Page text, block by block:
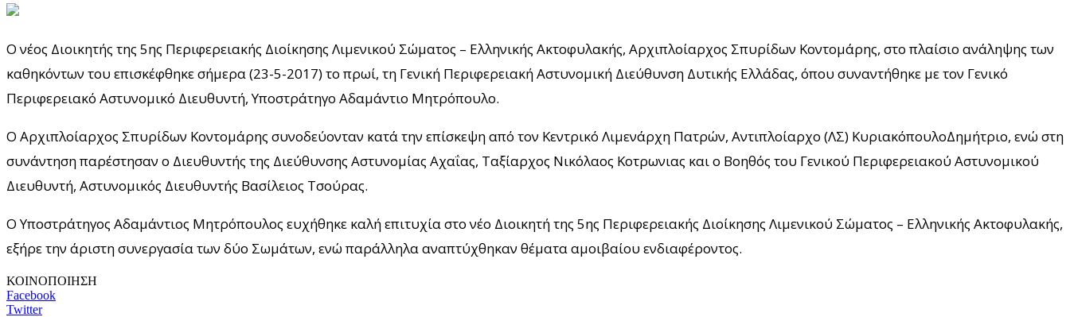
Ο νέος Διοικητής της 5ης Περιφερειακής Διοίκησης Λιμενικού Σώματος – Ελληνικής Ακτοφυλακής, Αρχιπλοίαρχος Σπυρίδων Κοντομάρης, στο πλαίσιο ανάληψης των
καθηκόντων του επισκέφθηκε σήμερα (23-5-2017) το πρωί, τη Γενική Περιφερειακή Αστυνομική Διεύθυνση Δυτικής Ελλάδας, όπου συναντήθηκε με τον Γενικό
Περιφερειακό Αστυνομικό Διευθυντή, Υποστράτηγο Αδαμάντιο Μητρόπουλο.
Ο Αρχιπλοίαρχος Σπυρίδων Κοντομάρης συνοδεύονταν κατά την επίσκεψη από τον Κεντρικό Λιμενάρχη Πατρών, Αντιπλοίαρχο (ΛΣ) ΚυριακόπουλοΔημήτριο, ενώ στη
συνάντηση παρέστησαν ο Διευθυντής της Διεύθυνσης Αστυνομίας Αχαΐας, Ταξίαρχος Νικόλαος Κοτρωνιας και ο Βοηθός του Γενικού Περιφερειακού Αστυνομικού
Διευθυντή, Αστυνομικός Διευθυντής Βασίλειος Τσούρας.
Ο Υποστράτηγος Αδαμάντιος Μητρόπουλος ευχήθηκε καλή επιτυχία στο νέο Διοικητή της 5ης Περιφερειακής Διοίκησης Λιμενικού Σώματος – Ελληνικής Ακτοφυλακής,
εξήρε την άριστη συνεργασία των δύο Σωμάτων, ενώ παράλληλα αναπτύχθηκαν θέματα αμοιβαίου ενδιαφέροντος.
ΚΟΙΝΟΠΟΙΗΣΗ
Facebook
Twitter